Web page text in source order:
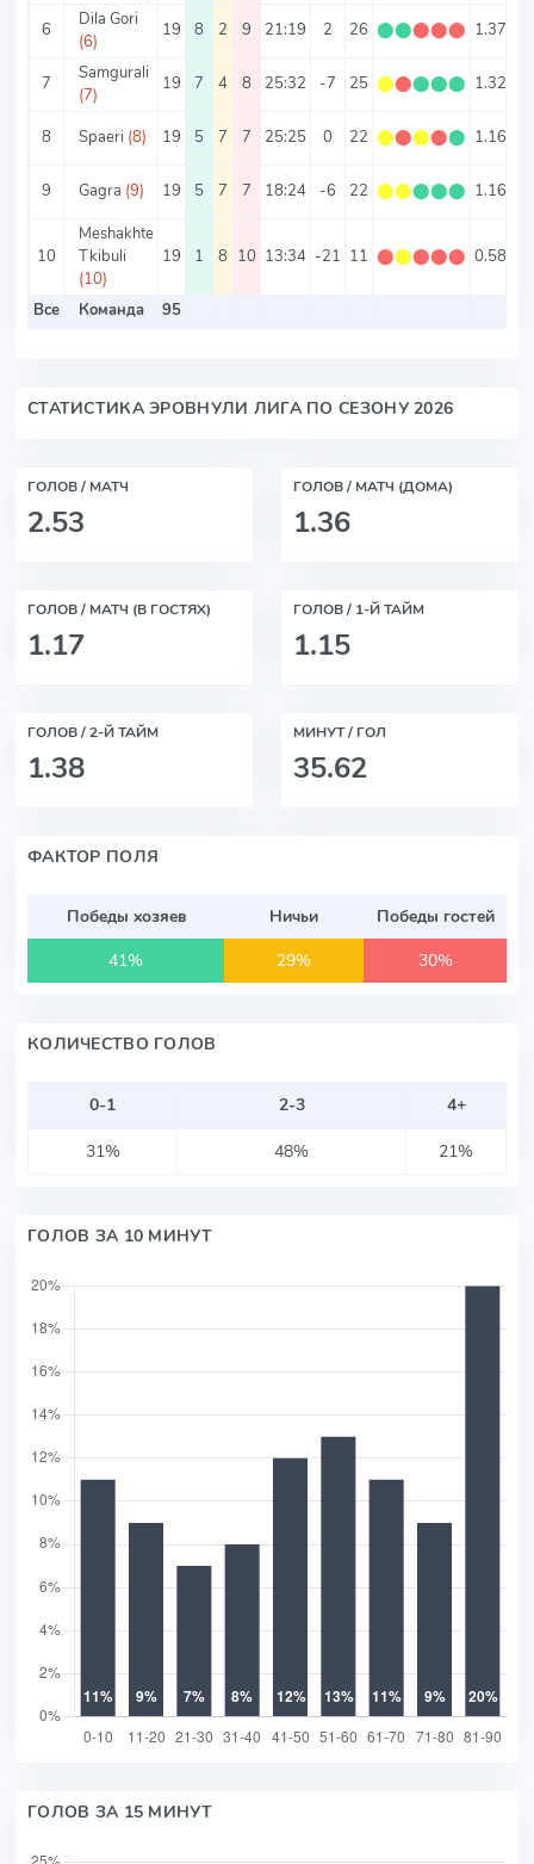
6
Dila Gori
(6)
19 8 2 9 21:19 2 26 ⬤⬤⬤⬤⬤ 1.37
7
Samgurali
(7)
19 7 4 8 25:32 -7 25 ⬤⬤⬤⬤⬤ 1.32
8 Spaeri (8) 19 5 7 7 25:25 0 22 ⬤⬤⬤⬤⬤ 1.16
9 Gagra (9) 19 5 7 7 18:24 -6 22 ⬤⬤⬤⬤⬤ 1.16
10
Meshakhte
Tkibuli
(10)
19 1 8 10 13:34 -21 11 ⬤⬤⬤⬤⬤ 0.58
Все Команда 95
СТАТИСТИКА ЭРОВНУЛИ ЛИГА ПО СЕЗОНУ 2026
ГОЛОВ / МАТЧ
2.53
ГОЛОВ / МАТЧ (ДОМА)
1.36
ГОЛОВ / МАТЧ (В ГОСТЯХ)
1.17
ГОЛОВ / 1-Й ТАЙМ
1.15
ГОЛОВ / 2-Й ТАЙМ
1.38
МИНУТ / ГОЛ
35.62
ФАКТОР ПОЛЯ
Победы хозяев Ничьи
Победы гостей
41%
29% 30%
КОЛИЧЕСТВО ГОЛОВ
0-1 2-3
4+
31%
48% 21%
ГОЛОВ ЗА 10 МИНУТ
ГОЛОВ ЗА 15 МИНУТ